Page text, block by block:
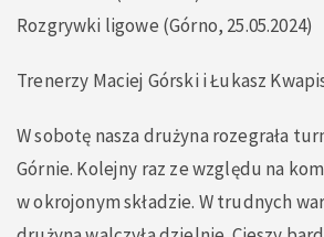
Rozgrywki ligowe (Górno, 25.05.2024)
Trenerzy Maciej Górski i Łukasz
W sobotę nasza drużyna rozegrała
Górnie. Kolejny raz ze względu na
w okrojonym składzie. W trudnych